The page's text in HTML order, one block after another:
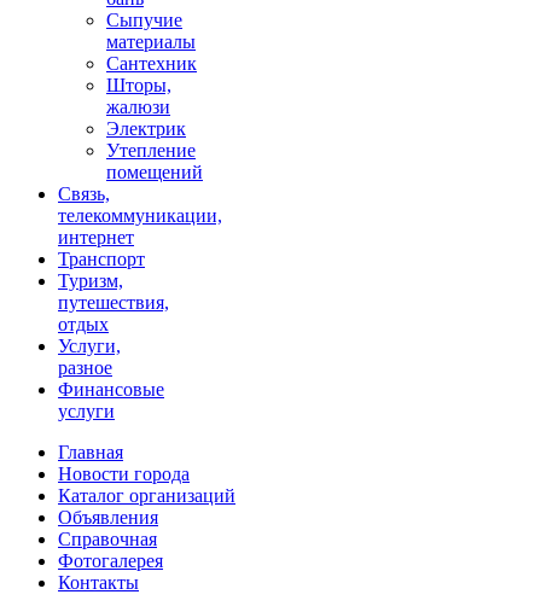
Сыпучие
материалы
Сантехник
Шторы,
жалюзи
Электрик
Утепление
помещений
Связь,
телекоммуникации,
интернет
Транспорт
Туризм,
путешествия,
отдых
Услуги,
разное
Финансовые
услуги
Главная
Новости города
Каталог организаций
Объявления
Справочная
Фотогалерея
Контакты